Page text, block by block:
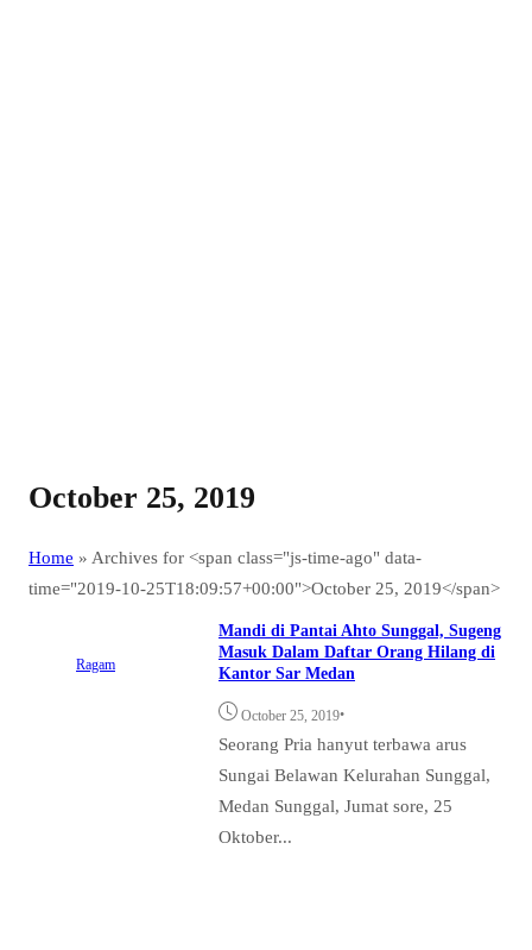
October 25, 2019
Home » Archives for <span class="js-time-ago" data-
time="2019-10-25T18:09:57+00:00">October 25, 2019</span>
Ragam
Mandi di Pantai Ahto Sunggal, Sugeng
Masuk Dalam Daftar Orang Hilang di
Kantor Sar Medan
October 25, 2019•
Seorang Pria hanyut terbawa arus
Sungai Belawan Kelurahan Sunggal,
Medan Sunggal, Jumat sore, 25
Oktober...